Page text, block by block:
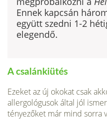
Ennek kapcsán
együtt szedni 1-2
elegendő.
A csalánkiütés
Ezeket az új okokat csak
allergológusok által jól
tényezőket már mind sorra